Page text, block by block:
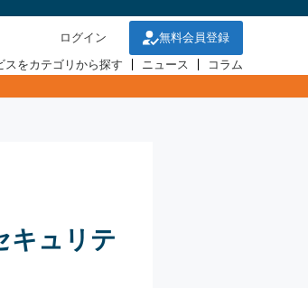
ログイン
無料会員登録
スをカテゴリから探す
ニュース コラム
キュリテ